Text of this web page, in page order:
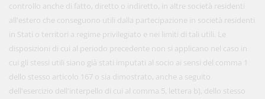
controllo anche di fatto, diretto o indiretto, in altre società residenti
all'estero che conseguono utili dalla partecipazione in società residenti
in Stati o territori a regime privilegiato e nei limiti di tali utili. Le
disposizioni di cui al periodo precedente non si applicano nel caso in
cui gli stessi utili siano già stati imputati al socio ai sensi del comma 1
dello stesso articolo 167 o sia dimostrato, anche a seguito
dell'esercizio dell'interpello di cui al comma 5, lettera b), dello stesso